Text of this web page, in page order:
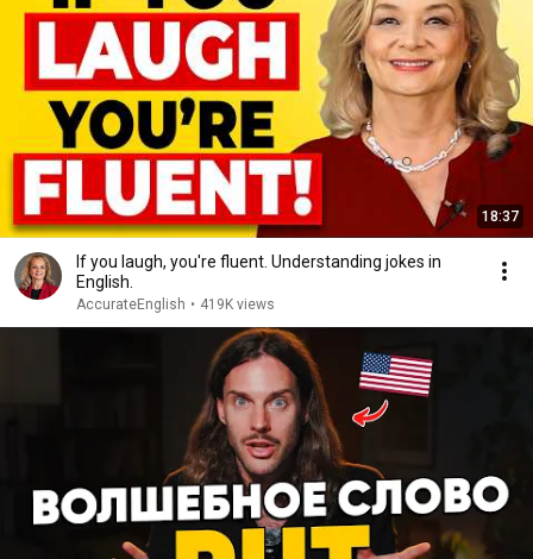
18:37
If you laugh, you're fluent. Understanding jokes in
English.
AccurateEnglish • 419K views